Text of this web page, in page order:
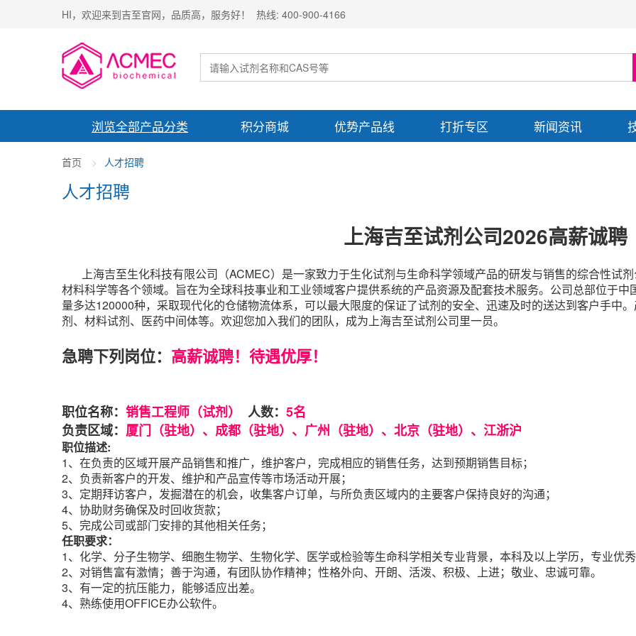
HI，欢迎来到吉至官网，品质高，服务好！ 热线: 400-900-4166
浏览全部产品分类 积分商城 优势产品线 打折专区 新闻资讯
首页 人才招聘
人才招聘
上海吉至试剂公司2026高薪诚聘
上海吉至生化科技有限公司（ACMEC）是一家致力于生化试剂与生命科学领域产品的研发与销售的综合性试
材料科学等各个领域。旨在为全球科技事业和工业领域客户提供系统的产品资源及配套技术服务。公司总部位于
量多达120000种，采取现代化的仓储物流体系，可以最大限度的保证了试剂的安全、迅速及时的送达到客户手中
剂、材料试剂、医药中间体等。欢迎您加入我们的团队，成为上海吉至试剂公司里一员。
急聘下列岗位： 高薪诚聘！待遇优厚！
职位名称： 销售工程师（试剂） 人数： 5名
负责区域： 厦门（驻地）、成都（驻地）、广州（驻地）、北京（驻地）、江浙沪
职位描述:
1、在负责的区域开展产品销售和推广，维护客户，完成相应的销售任务，达到预期销售目标；
2、负责新客户的开发、维护和产品宣传等市场活动开展；
3、定期拜访客户，发掘潜在的机会，收集客户订单，与所负责区域内的主要客户保持良好的沟通；
4、协助财务确保及时回收货款；
5、完成公司或部门安排的其他相关任务；
任职要求：
1、化学、分子生物学、细胞生物学、生物化学、医学或检验等生命科学相关专业背景，本科及以上学历，专业优
2、对销售富有激情；善于沟通，有团队协作精神；性格外向、开朗、活泼、积极、上进；敬业、忠诚可靠。
3、有一定的抗压能力，能够适应出差。
4、熟练使用OFFICE办公软件。